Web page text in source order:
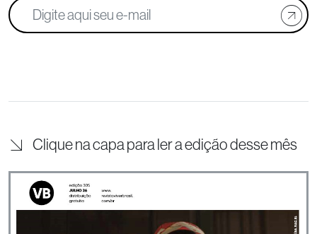
Clique na capa para ler a edição desse mês